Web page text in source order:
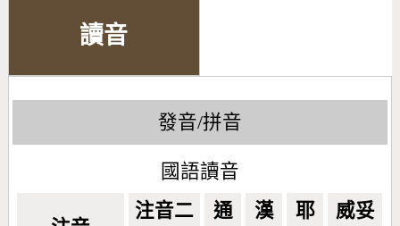
讀音
發音/拼音
國語讀音
注音二 通 漢 耶 威妥